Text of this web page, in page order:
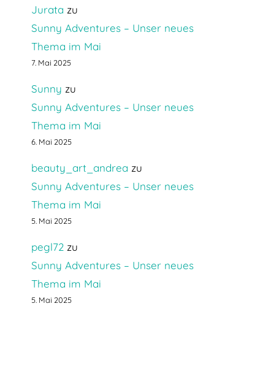
Jurata zu
Sunny Adventures – Unser neues
Thema im Mai
7. Mai 2025
Sunny zu
Sunny Adventures – Unser neues
Thema im Mai
6. Mai 2025
beauty_art_andrea zu
Sunny Adventures – Unser neues
Thema im Mai
5. Mai 2025
pegl72 zu
Sunny Adventures – Unser neues
Thema im Mai
5. Mai 2025